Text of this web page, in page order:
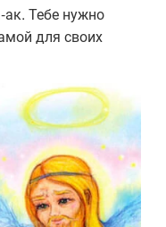
Тебе нужно
для своих